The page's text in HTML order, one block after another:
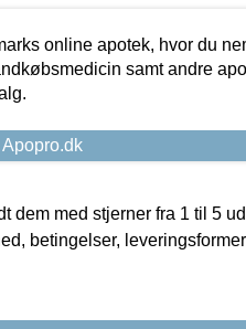
online apotek, hvor du
samt andre
med stjerner fra 1 til 5
betingelser,